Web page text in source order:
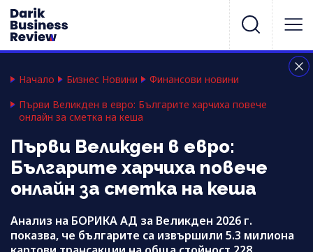
Начало Бизнес Новини
Финансови новини
Първи Великден в евро: Българите харчиха повече
онлайн за сметка на кеша
Първи Великден в евро:
Българите харчиха повече
онлайн за сметка на кеша
Анализ на БОРИКА АД за Великден 2026 г.
показва, че българите са извършили 5.3 милиона